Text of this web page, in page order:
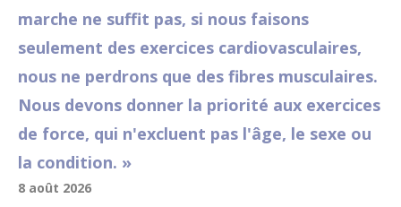
marche ne suffit pas, si nous faisons
seulement des exercices cardiovasculaires,
nous ne perdrons que des fibres musculaires.
Nous devons donner la priorité aux exercices
de force, qui n'excluent pas l'âge, le sexe ou
la condition. »
8 août 2026